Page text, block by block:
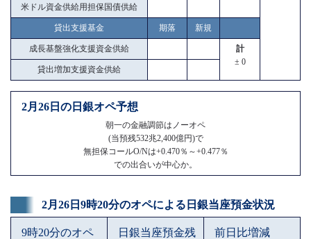
米ドル資金供給用担保国債供給
貸出支援基金 期落 新規
成長基盤強化支援資金供給
計
± 0
貸出増加支援資金供給
2月26日の日銀オペ予想
朝一の金融調節はノーオペ
(当預残532兆2,400億円)で
無担保コールO/Nは+0.470％～+0.477％
での出合いが中心か。
2月26日9時20分のオペによる日銀当座預金状況
9時20分のオペ
日銀当座預金残
前日比増減